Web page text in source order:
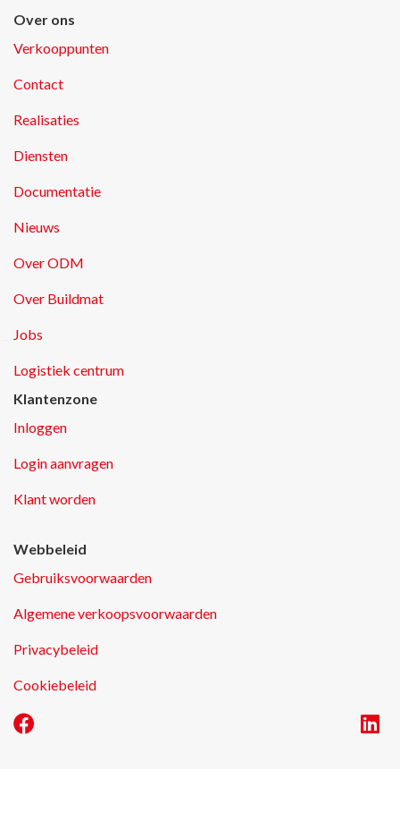
Over ons
Verkooppunten
Contact
Realisaties
Diensten
Documentatie
Nieuws
Over ODM
Over Buildmat
Jobs
Logistiek centrum
Klantenzone
Inloggen
Login aanvragen
Klant worden
Webbeleid
Gebruiksvoorwaarden
Algemene verkoopsvoorwaarden
Privacybeleid
Cookiebeleid